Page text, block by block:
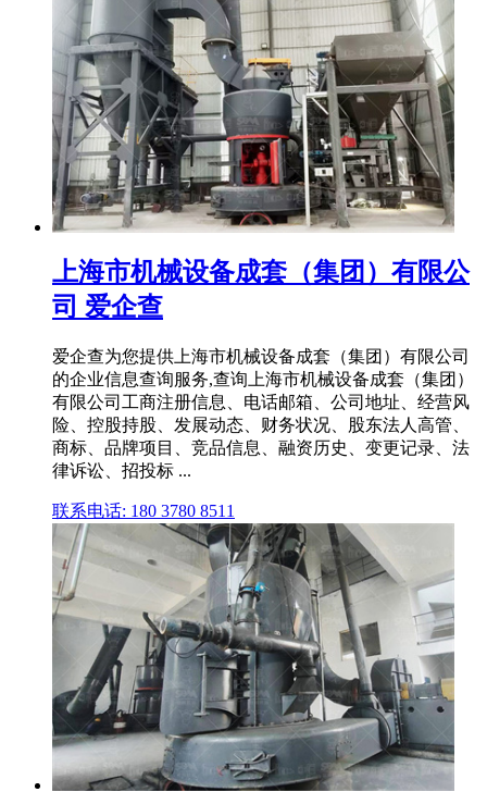
上海市机械设备成套（集团）有限公
司 爱企查
爱企查为您提供上海市机械设备成套（集团）有限公司
的企业信息查询服务,查询上海市机械设备成套（集团）
有限公司工商注册信息、电话邮箱、公司地址、经营风
险、控股持股、发展动态、财务状况、股东法人高管、
商标、品牌项目、竞品信息、融资历史、变更记录、法
律诉讼、招投标 ...
联系电话: 180 3780 8511